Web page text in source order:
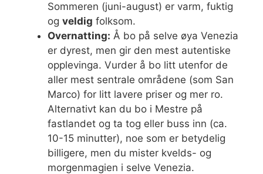
Sommeren (juni-august) er varm, fuktig
og veldig folksom.
Overnatting: Å bo på selve øya Venezia
er dyrest, men gir den mest autentiske
opplevinga. Vurder å bo litt utenfor de
aller mest sentrale områdene (som San
Marco) for litt lavere priser og mer ro.
Alternativt kan du bo i Mestre på
fastlandet og ta tog eller buss inn (ca.
10-15 minutter), noe som er betydelig
billigere, men du mister kvelds- og
morgenmagien i selve Venezia.